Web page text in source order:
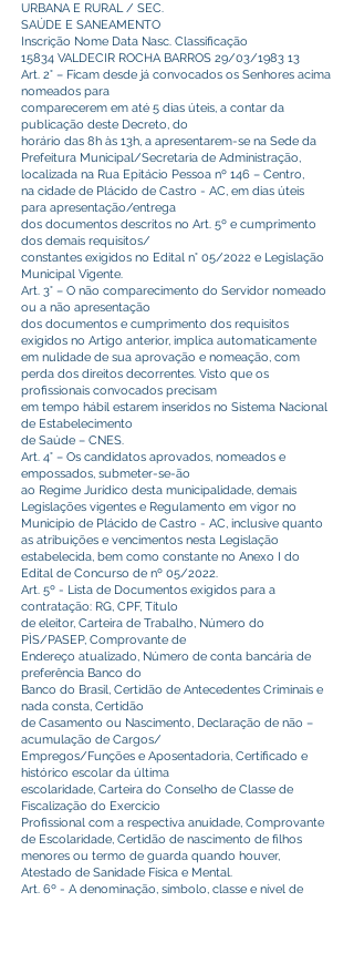
URBANA E RURAL / SEC.
SAÚDE E SANEAMENTO
Inscrição Nome Data Nasc. Classificação
15834 VALDECIR ROCHA BARROS 29/03/1983 13
Art. 2° – Ficam desde já convocados os Senhores acima
nomeados para
comparecerem em até 5 dias úteis, a contar da
publicação deste Decreto, do
horário das 8h às 13h, a apresentarem-se na Sede da
Prefeitura Municipal/Secretaria de Administração,
localizada na Rua Epitácio Pessoa nº 146 – Centro,
na cidade de Plácido de Castro - AC, em dias úteis
para apresentação/entrega
dos documentos descritos no Art. 5º e cumprimento
dos demais requisitos/
constantes exigidos no Edital n° 05/2022 e Legislação
Municipal Vigente.
Art. 3° – O não comparecimento do Servidor nomeado
ou a não apresentação
dos documentos e cumprimento dos requisitos
exigidos no Artigo anterior, implica automaticamente
em nulidade de sua aprovação e nomeação, com
perda dos direitos decorrentes. Visto que os
profissionais convocados precisam
em tempo hábil estarem inseridos no Sistema Nacional
de Estabelecimento
de Saúde – CNES.
Art. 4° – Os candidatos aprovados, nomeados e
empossados, submeter-se-ão
ao Regime Jurídico desta municipalidade, demais
Legislações vigentes e Regulamento em vigor no
Município de Plácido de Castro - AC, inclusive quanto
as atribuições e vencimentos nesta Legislação
estabelecida, bem como constante no Anexo I do
Edital de Concurso de nº 05/2022.
Art. 5º - Lista de Documentos exigidos para a
contratação: RG, CPF, Título
de eleitor, Carteira de Trabalho, Número do
PÌS/PASEP, Comprovante de
Endereço atualizado, Número de conta bancária de
preferência Banco do
Banco do Brasil, Certidão de Antecedentes Criminais e
nada consta, Certidão
de Casamento ou Nascimento, Declaração de não –
acumulação de Cargos/
Empregos/Funções e Aposentadoria, Certificado e
histórico escolar da última
escolaridade, Carteira do Conselho de Classe de
Fiscalização do Exercício
Profissional com a respectiva anuidade, Comprovante
de Escolaridade, Certidão de nascimento de filhos
menores ou termo de guarda quando houver,
Atestado de Sanidade Física e Mental.
Art. 6º - A denominação, símbolo, classe e nível de